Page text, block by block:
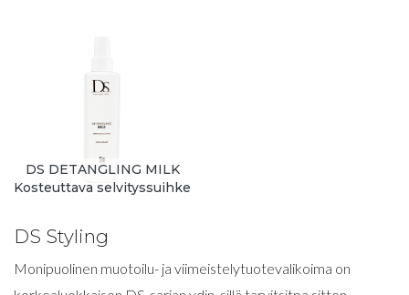
DS DETANGLING MILK
Kosteuttava selvityssuihke
DS Styling
Monipuolinen muotoilu- ja viimeistelytuotevalikoima on